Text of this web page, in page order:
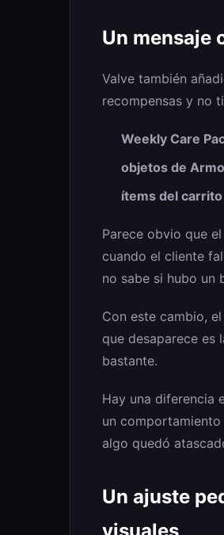
Un mensaje
Valve también
recompensas y no
Weekly Care
objetos de
ítems del
Parece obvio que
cuando el cliente
no sabe si hubo un
Con este cambio,
que desaparece es
bastante.
Hay una diferencia
un
algo quedó
Un ajuste
visuales